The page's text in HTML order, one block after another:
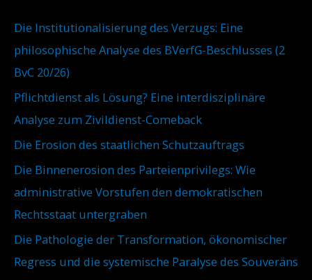
a
c
h
:
Die Institutionalisierung des Verzugs: Eine
philosophische Analyse des BVerfG-Beschlusses (2
BvC 20/26)
Pflichtdienst als Lösung? Eine interdisziplinäre
Analyse zum Zivildienst-Comeback
Die Erosion des staatlichen Schutzauftrags
Die Binnenerosion des Parteienprivilegs: Wie
administrative Vorstufen den demokratischen
Rechtsstaat untergraben
Die Pathologie der Transformation, ökonomischer
Regress und die systemische Paralyse des Souveräns
i
n